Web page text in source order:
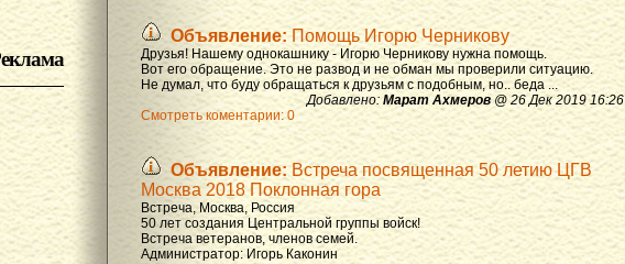
Объявление: Помощь Игорю Черникову
Друзья! Нашему однокашнику - Игорю Черникову нужна помощь.
Вот его обращение. Это не развод и не обман мы проверили ситуацию.
Не думал, что буду обращаться к друзьям с подобным, но.. беда ...
Добавлено:Марат Ахмеров @ 26 Дек 2019 16:26
Смотреть коментарии: 0
Объявление: Встреча посвященная 50 летию ЦГВ
Москва 2018 Поклонная гора
Встреча, Москва, Россия
50 лет создания Центральной группы войск!
Встреча ветеранов, членов семей.
Администратор: Игорь Каконин